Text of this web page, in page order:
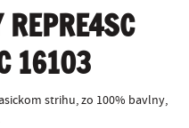
REPRE4SC
16103
strihu, zo 100% bavlny,